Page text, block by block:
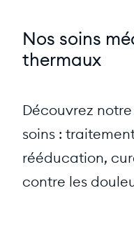
Nos soins
thermaux
Découvrez
soins :
rééducation,
contre les